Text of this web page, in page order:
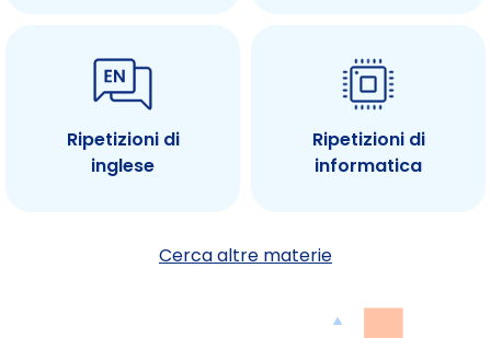
Ripetizioni di
inglese
Ripetizioni di
informatica
Cerca altre materie